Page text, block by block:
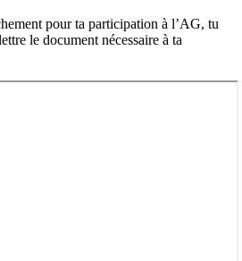
pour ta participation à l’AG, tu
le document nécessaire à ta